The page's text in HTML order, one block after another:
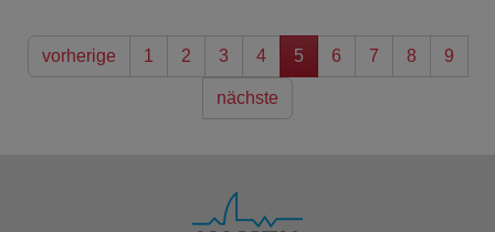
vorherige 1 2 3 4 5 6 7 8 9
nächste